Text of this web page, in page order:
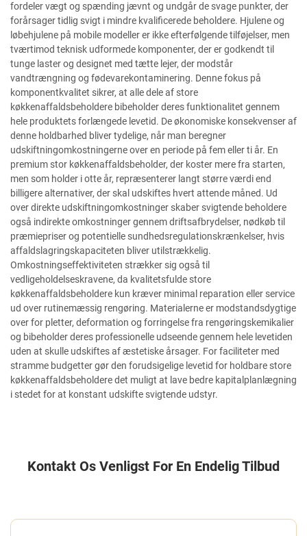
fordeler vægt og spænding jævnt og undgår de svage punkter, der
forårsager tidlig svigt i mindre kvalificerede beholdere. Hjulene og
løbehjulene på mobile modeller er ikke efterfølgende tilføjelser, men
tværtimod teknisk udformede komponenter, der er godkendt til
tunge laster og designet med tætte lejer, der modstår
vandtrængning og fødevarekontaminering. Denne fokus på
komponentkvalitet sikrer, at alle dele af store
køkkenaffaldsbeholdere bibeholder deres funktionalitet gennem
hele produktets forlængede levetid. De økonomiske konsekvenser af
denne holdbarhed bliver tydelige, når man beregner
udskiftningomkostningerne over en periode på fem eller ti år. En
premium stor køkkenaffaldsbeholder, der koster mere fra starten,
men som holder i otte år, repræsenterer langt større værdi end
billigere alternativer, der skal udskiftes hvert attende måned. Ud
over direkte udskiftningomkostninger skaber svigtende beholdere
også indirekte omkostninger gennem driftsafbrydelser, nødkøb til
præmiepriser og potentielle sundhedsregulationskrænkelser, hvis
affaldslagringskapaciteten bliver utilstrækkelig.
Omkostningseffektiviteten strækker sig også til
vedligeholdelseskravene, da kvalitetsfulde store
køkkenaffaldsbeholdere kun kræver minimal reparation eller service
ud over rutinemæssig rengøring. Materialerne er modstandsdygtige
over for pletter, deformation og forringelse fra rengøringskemikalier
og bibeholder deres professionelle udseende gennem hele levetiden
uden at skulle udskiftes af æstetiske årsager. For faciliteter med
stramme budgetter gør den forudsigelige levetid for holdbare store
køkkenaffaldsbeholdere det muligt at lave bedre kapitalplanlægning
i stedet for at konstant udskifte svigtende udstyr.
Kontakt Os Venligst For En Endelig Tilbud